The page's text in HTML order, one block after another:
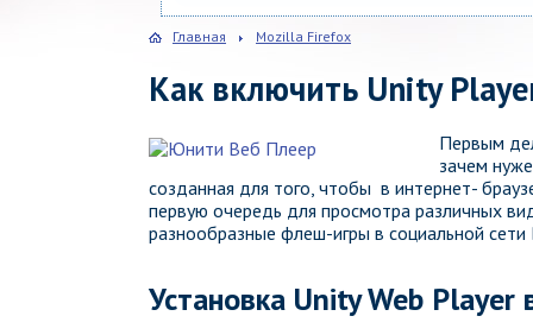
Главная Mozilla Firefox
Как включить Unity
Первым
зачем
созданная для того, чтобы в интернет-
первую очередь для просмотра различных
разнообразные флеш-игры в социальной
Установка Unity Web Player